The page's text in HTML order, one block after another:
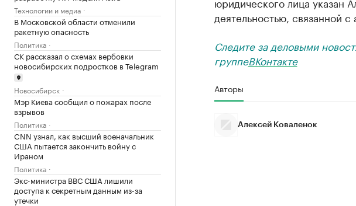
Технологии и медиа
В Московской области отменили
ракетную опасность
Политика
СК рассказал о схемах вербовки
новосибирских подростков в Telegram
Новосибирск
Мэр Киева сообщил о пожарах после
взрывов
Политика
CNN узнал, как высший военачальник
США пытается закончить войну с
Ираном
Политика
Экс-министра ВВС США лишили
доступа к секретным данным из-за
утечки
деятельностью, связанной
Следите за деловыми
группеВКонтакте
Авторы
Алексей Коваленок